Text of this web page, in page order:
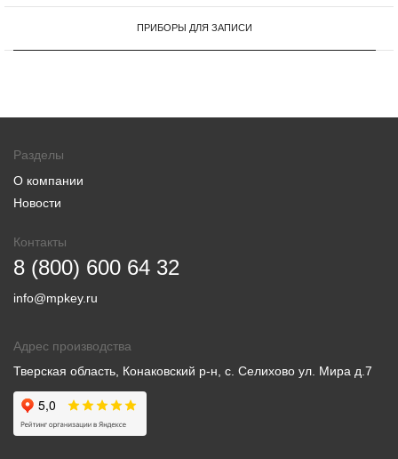
ПРИБОРЫ ДЛЯ ЗАПИСИ
Разделы
О компании
Новости
Контакты
8 (800) 600 64 32
info@mpkey.ru
Адрес производства
Тверская область, Конаковский р-н, с. Селихово ул. Мира д.7